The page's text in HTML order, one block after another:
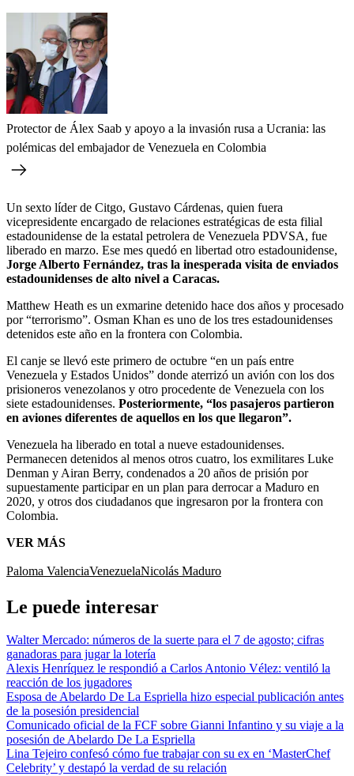
Protector de Álex Saab y apoyo a la invasión rusa a Ucrania: las
polémicas del embajador de Venezuela en Colombia
Un sexto líder de Citgo, Gustavo Cárdenas, quien fuera
vicepresidente encargado de relaciones estratégicas de esta filial
estadounidense de la estatal petrolera de Venezuela PDVSA, fue
liberado en marzo. Ese mes quedó en libertad otro estadounidense,
Jorge Alberto Fernández, tras la inesperada visita de enviados
estadounidenses de alto nivel a Caracas.
Matthew Heath es un exmarine detenido hace dos años y procesado
por “terrorismo”. Osman Khan es uno de los tres estadounidenses
detenidos este año en la frontera con Colombia.
El canje se llevó este primero de octubre “en un país entre
Venezuela y Estados Unidos” donde aterrizó un avión con los dos
prisioneros venezolanos y otro procedente de Venezuela con los
siete estadounidenses. Posteriormente, “los pasajeros partieron
en aviones diferentes de aquellos en los que llegaron”.
Venezuela ha liberado en total a nueve estadounidenses.
Permanecen detenidos al menos otros cuatro, los exmilitares Luke
Denman y Airan Berry, condenados a 20 años de prisión por
supuestamente participar en un plan para derrocar a Maduro en
2020, y otros dos ciudadanos que ingresaron por la frontera con
Colombia.
VER MÁS
Paloma ValenciaVenezuelaNicolás Maduro
Le puede interesar
Walter Mercado: números de la suerte para el 7 de agosto; cifras
ganadoras para jugar la lotería
Alexis Henríquez le respondió a Carlos Antonio Vélez: ventiló la
reacción de los jugadores
Esposa de Abelardo De La Espriella hizo especial publicación antes
de la posesión presidencial
Comunicado oficial de la FCF sobre Gianni Infantino y su viaje a la
posesión de Abelardo De La Espriella
Lina Tejeiro confesó cómo fue trabajar con su ex en ‘MasterChef
Celebrity’ y destapó la verdad de su relación